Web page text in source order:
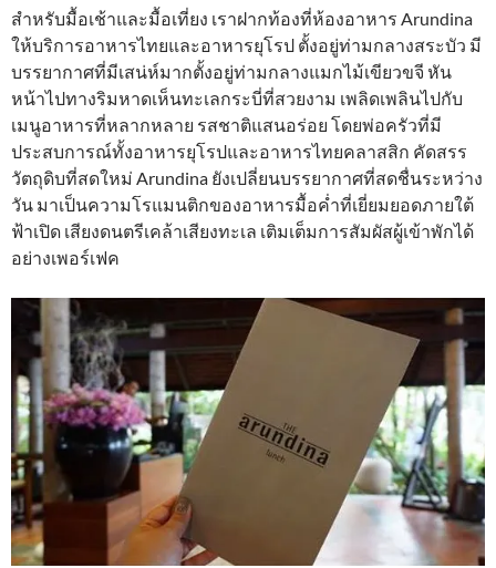
สำหรับมื้อเช้าและมื้อเที่ยง เราฝากท้องที่ห้องอาหาร Arundina
ให้บริการอาหารไทยและอาหารยุโรป ตั้งอยู่ท่ามกลางสระบัว มี
บรรยากาศที่มีเสน่ห์มากตั้งอยู่ท่ามกลางแมกไม้เขียวขจี หัน
หน้าไปทางริมหาดเห็นทะเลกระบี่ที่สวยงาม เพลิดเพลินไปกับ
เมนูอาหารที่หลากหลาย รสชาติแสนอร่อย โดยพ่อครัวที่มี
ประสบการณ์ทั้งอาหารยุโรปและอาหารไทยคลาสสิก คัดสรร
วัตถุดิบที่สดใหม่ Arundina ยังเปลี่ยนบรรยากาศที่สดชื่นระหว่าง
วัน มาเป็นความโรแมนติกของอาหารมื้อค่ำที่เยี่ยมยอดภายใต้
ฟ้าเปิด เสียงดนตรีเคล้าเสียงทะเล เติมเต็มการสัมผัสผู้เข้าพักได้
อย่างเพอร์เฟค